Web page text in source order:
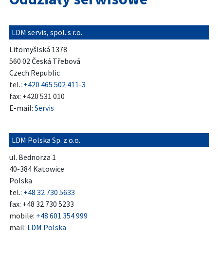
LDM servis, spol. s r.o.
Litomyšlská 1378
560 02 Česká Třebová
Czech Republic
tel.: +420 465 502 411-3
fax: +420 531 010
E-mail: Servis
LDM Polska Sp. z o.o.
ul. Bednorza 1
40-384 Katowice
Polska
tel.: +48 32 730 5633
fax: +48 32 730 5233
mobile: +48 601 354 999
mail: LDM Polska